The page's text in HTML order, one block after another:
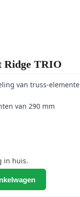
Ridge TRIO
van truss-
van 290 mm
in huis.